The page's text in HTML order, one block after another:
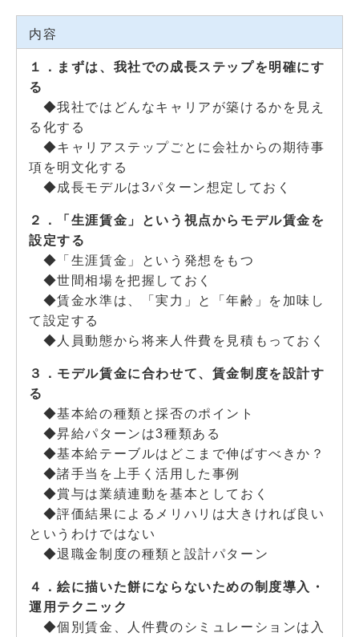
内容
１．まずは、我社での成長ステップを明確にす
る
◆我社ではどんなキャリアが築けるかを見え
る化する
◆キャリアステップごとに会社からの期待事
項を明文化する
◆成長モデルは3パターン想定しておく
２．「生涯賃金」という視点からモデル賃金を
設定する
◆「生涯賃金」という発想をもつ
◆世間相場を把握しておく
◆賃金水準は、「実力」と「年齢」を加味し
て設定する
◆人員動態から将来人件費を見積もっておく
３．モデル賃金に合わせて、賃金制度を設計す
る
◆基本給の種類と採否のポイント
◆昇給パターンは3種類ある
◆基本給テーブルはどこまで伸ばすべきか？
◆諸手当を上手く活用した事例
◆賞与は業績連動を基本としておく
◆評価結果によるメリハリは大きければ良い
というわけではない
◆退職金制度の種類と設計パターン
４．絵に描いた餅にならないための制度導入・
運用テクニック
◆個別賃金、人件費のシミュレーションは入